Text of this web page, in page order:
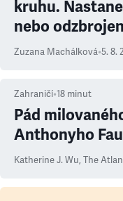
kruhu.
nebo
Zuzana Machálková•5. 8.
Zahraničí•18 minut
Pád
Anthonyho
Katherine J. Wu, The